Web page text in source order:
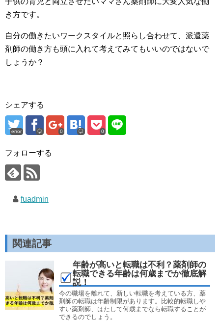
き方です。
自分の働きたいワークスタイルと照らし合わせて、派遣薬
剤師の働き方も頭に入れて考えてみてもいいのではないで
しょうか？
シェアする
error 0 0
フォローする
fuadmin
関連記事
年齢が高いと転職は不利？薬剤師の
転職できる年齢は何歳までか徹底解
説！
今の職場を離れて、新しい転職を考えている方、薬
剤師の転職は年齢制限があります。比較的転職しや
すい薬剤師、はたして何歳までなら転職することが
できるのでしょう。